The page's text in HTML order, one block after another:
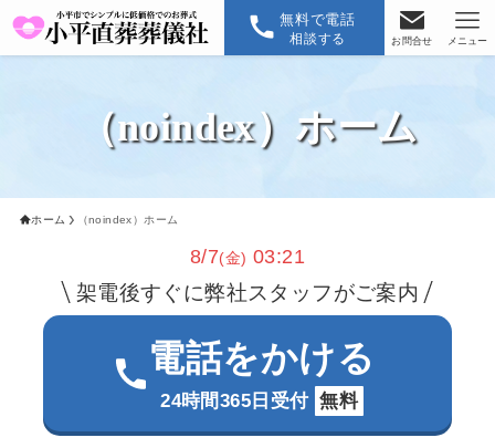
無料で電話
相談する お問合せ メニュー
（noindex）ホーム
ホーム （noindex）ホーム
8/7(金) 03:21
架電後すぐに弊社スタッフがご案内
電話をかける
24時間365日受付 無料